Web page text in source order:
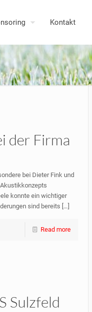
Kontakt
der Firma
bei Dieter Fink und
konnte ein wichtiger
sind bereits […]
Read more
Sulzfeld